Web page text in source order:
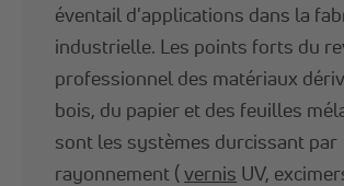
éventail d'applications dans la
industrielle. Les points forts du
professionnel des matériaux
bois, du papier et des feuilles
sont les systèmes durcissant par
rayonnement (vernis UV,